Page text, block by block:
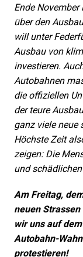
Ende
über den
will unter
Ausbau von
investieren.
Autobahnen
die offiziellen
der teure
ganz viele neue
Höchste Zeit
zeigen: Die
und
Am Freitag,
neuen
wir uns auf
Autobahn-
protestieren!